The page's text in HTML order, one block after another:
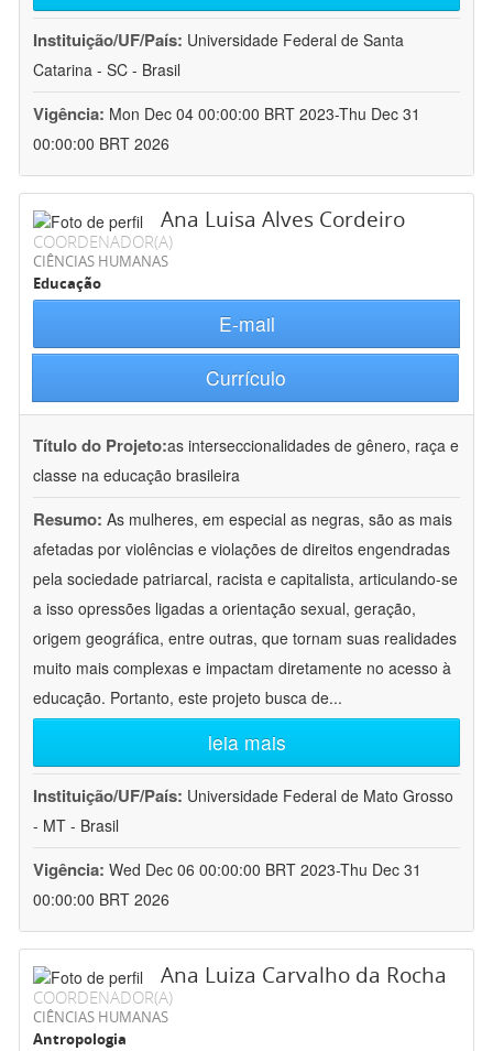
Instituição/UF/País: Universidade Federal de Santa
Catarina - SC - Brasil
Vigência: Mon Dec 04 00:00:00 BRT 2023-Thu Dec 31
00:00:00 BRT 2026
Ana Luisa Alves Cordeiro
COORDENADOR(A)
CIÊNCIAS HUMANAS
Educação
E-mail
Currículo
Título do Projeto:as interseccionalidades de gênero, raça e
classe na educação brasileira
Resumo: As mulheres, em especial as negras, são as mais
afetadas por violências e violações de direitos engendradas
pela sociedade patriarcal, racista e capitalista, articulando-se
a isso opressões ligadas a orientação sexual, geração,
origem geográfica, entre outras, que tornam suas realidades
muito mais complexas e impactam diretamente no acesso à
educação. Portanto, este projeto busca de...
leia mais
Instituição/UF/País: Universidade Federal de Mato Grosso
- MT - Brasil
Vigência: Wed Dec 06 00:00:00 BRT 2023-Thu Dec 31
00:00:00 BRT 2026
Ana Luiza Carvalho da Rocha
COORDENADOR(A)
CIÊNCIAS HUMANAS
Antropologia